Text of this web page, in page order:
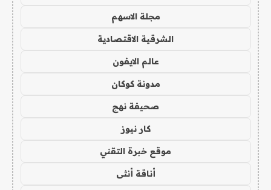
مجلة الاسهم
الشرقية الاقتصادية
عالم الايفون
مدونة كوكان
صحيفة نهج
كار نيوز
موقع خبرة التقني
أناقة أنثى